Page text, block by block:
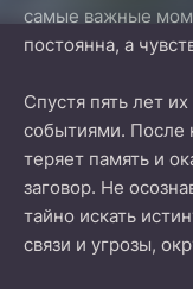
самые важные
постоянна, а
Спустя пять лет
событиями. После
теряет память и
заговор. Не
тайно искать
связи и угрозы,